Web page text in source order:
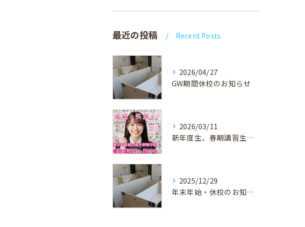
最近の投稿 Recent Posts
2026/04/27
GW期間休校のお知らせ
2026/03/11
新年度生、春期講習生 受付中！
2025/12/29
年末年始・休校のお知らせ